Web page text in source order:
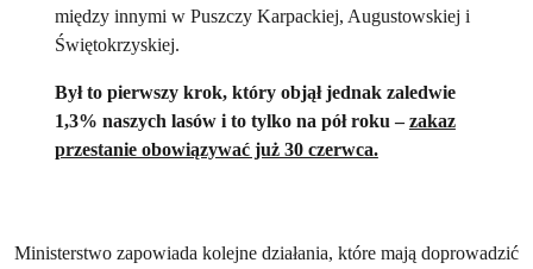
między innymi w Puszczy Karpackiej, Augustowskiej i
Świętokrzyskiej.
Był to pierwszy krok, który objął jednak zaledwie
1,3% naszych lasów i to tylko na pół roku – zakaz
przestanie obowiązywać już 30 czerwca.
Ministerstwo zapowiada kolejne działania, które mają doprowadzić